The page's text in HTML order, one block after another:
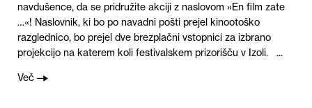
navdušence, da se pridružite akciji z naslovom »En film zate
…«! Naslovnik, ki bo po navadni pošti prejel kinootoško
razglednico, bo prejel dve brezplačni vstopnici za izbrano
projekcijo na katerem koli festivalskem prizorišču v Izoli. ...
Več